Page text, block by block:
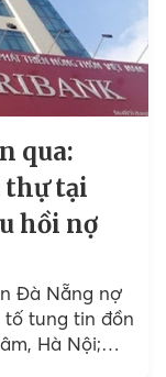
qua:
thự tại
hồi nợ
Đà Nẵng nợ
tố tung tin đồn
Hà Nội;